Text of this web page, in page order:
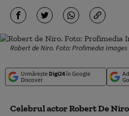
Robert de Niro. Foto: Profimedia Images
Urmărește Digi24în Google
Discover
Celebrul actor Robert De